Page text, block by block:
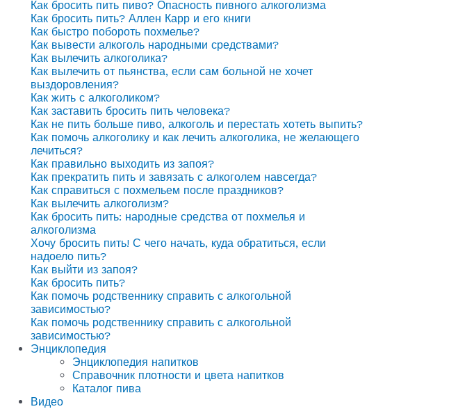
Как бросить пить пиво? Опасность пивного алкоголизма
Как бросить пить? Аллен Карр и его книги
Как быстро побороть похмелье?
Как вывести алкоголь народными средствами?
Как вылечить алкоголика?
Как вылечить от пьянства, если сам больной не хочет
выздоровления?
Как жить с алкоголиком?
Как заставить бросить пить человека?
Как не пить больше пиво, алкоголь и перестать хотеть выпить?
Как помочь алкоголику и как лечить алкоголика, не желающего
лечиться?
Как правильно выходить из запоя?
Как прекратить пить и завязать с алкоголем навсегда?
Как справиться с похмельем после праздников?
Как вылечить алкоголизм?
Как бросить пить: народные средства от похмелья и
алкоголизма
Хочу бросить пить! С чего начать, куда обратиться, если
надоело пить?
Как выйти из запоя?
Как бросить пить?
Как помочь родственнику справить с алкогольной
зависимостью?
Как помочь родственнику справить с алкогольной
зависимостью?
Энциклопедия
Энциклопедия напитков
Справочник плотности и цвета напитков
Каталог пива
Видео